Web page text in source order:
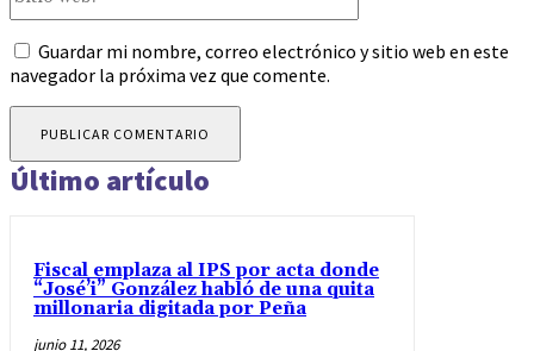
Guardar mi nombre, correo electrónico y sitio web en este
navegador la próxima vez que comente.
Último artículo
Fiscal emplaza al IPS por acta donde
“José’i” González habló de una quita
millonaria digitada por Peña
junio 11, 2026